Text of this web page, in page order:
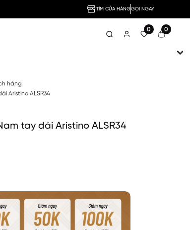
TÌM CỬA HÀNGGỌI NGAY
0 0
hàng
Aristino ALSR34
tay dài Aristino ALSR34